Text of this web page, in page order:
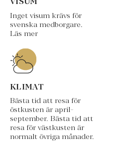
Inget visum krävs för
svenska medborgare.
Läs mer
KLIMAT
Bästa tid att resa för
östkusten är april-
september. Bästa tid att
resa för västkusten är
normalt övriga månader.